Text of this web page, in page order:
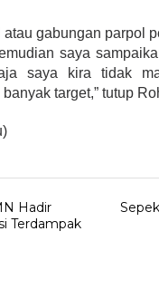
gabungan parpol
saya
saya kira tidak
target,” tutup
Hadir
Terdampak